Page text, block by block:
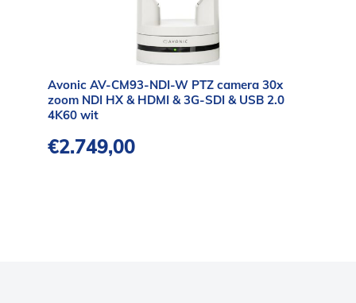
Avonic AV-CM93-NDI-W PTZ camera 30x
zoom NDI HX & HDMI & 3G-SDI & USB 2.0
4K60 wit
€2.749,00